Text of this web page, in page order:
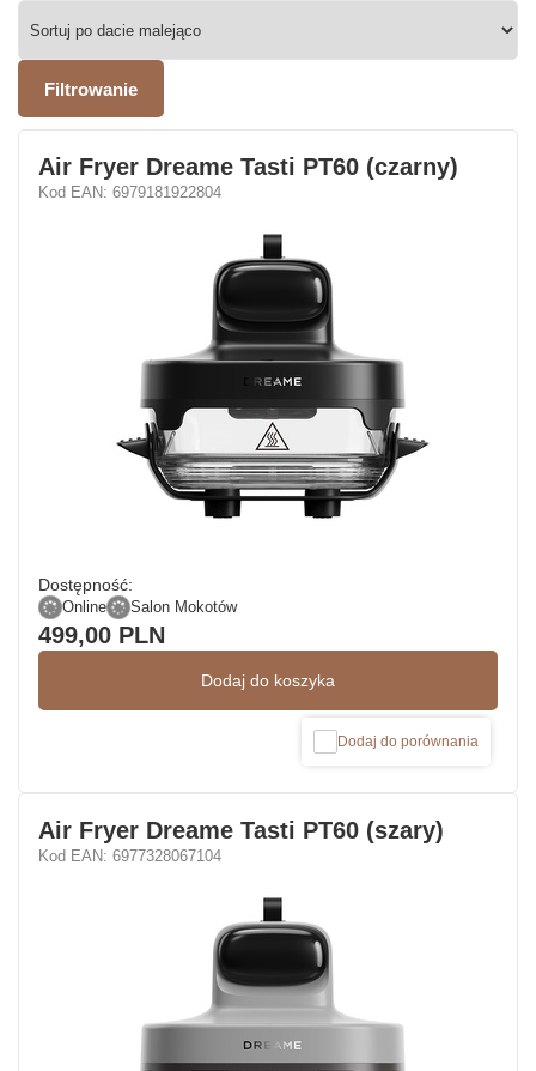
Filtrowanie
Air Fryer Dreame Tasti PT60 (czarny)
Kod EAN: 6979181922804
Dostępność:
Online Salon Mokotów
499,00 PLN
Dodaj do koszyka
Dodaj do porównania
Air Fryer Dreame Tasti PT60 (szary)
Kod EAN: 6977328067104